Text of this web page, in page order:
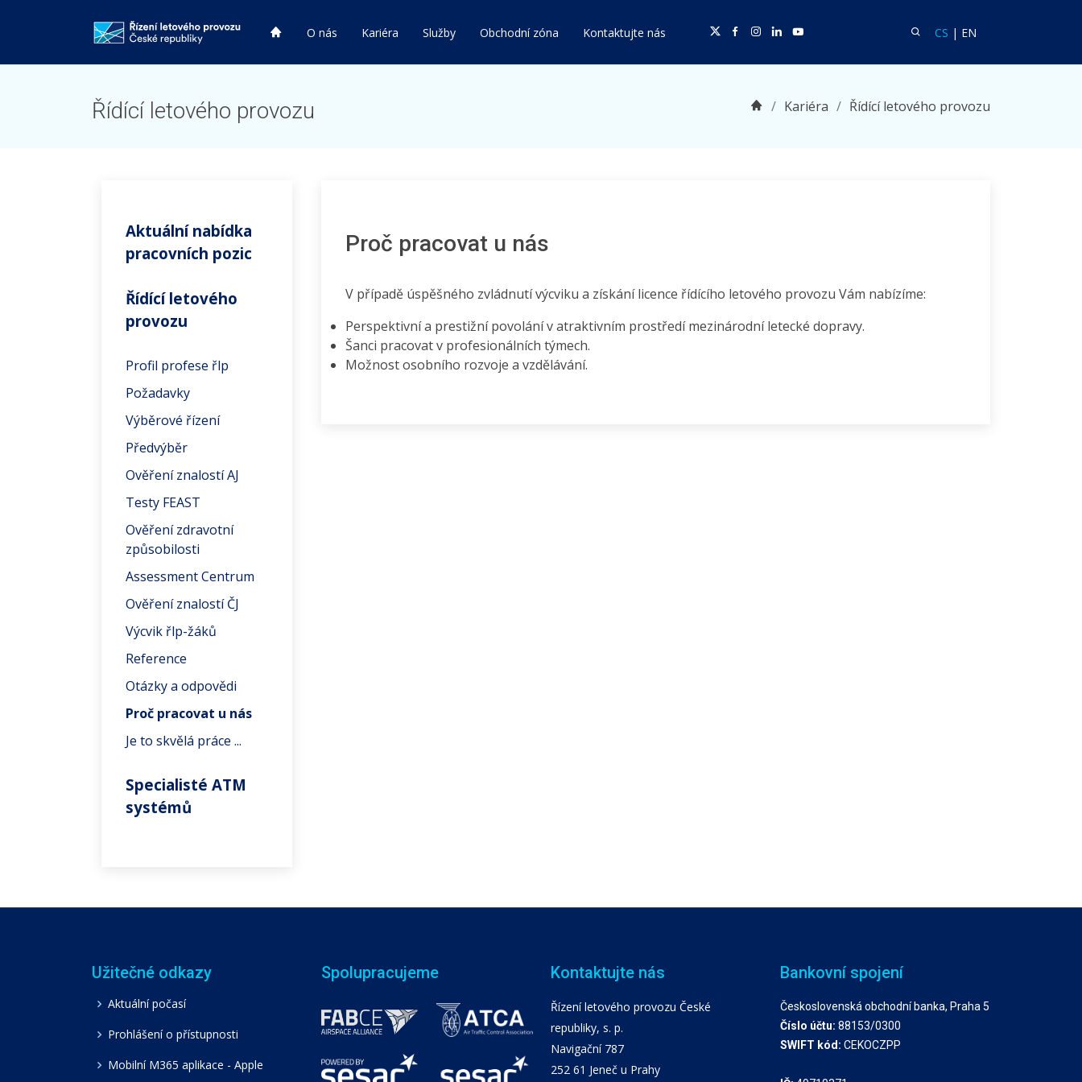
HP O nás Kariéra Služby Obchodní zóna Kontaktujte nás TwitterFacebook
Facebook
Linkedin Vyhledat
CS | Language CS
EN
Řídící letového provozu DomůKariéra Řídící letového provozu
Aktuální nabídka
pracovních pozic
Řídící letového
provozu
Profil profese řlp
Požadavky
Výběrové řízení
Předvýběr
Ověření znalostí AJ
Testy FEAST
Ověření zdravotní
způsobilosti
Assessment Centrum
Ověření znalostí ČJ
Výcvik řlp-žáků
Reference
Otázky a odpovědi
Proč pracovat u nás
Je to skvělá práce ...
Specialisté ATM
systémů
Proč pracovat u nás
V případě úspěšného zvládnutí výcviku a získání licence řídícího letového provozu Vám nabízíme:
Perspektivní a prestižní povolání v atraktivním prostředí mezinárodní letecké dopravy.
Šanci pracovat v profesionálních týmech.
Možnost osobního rozvoje a vzdělávání.
Užitečné odkazy
Aktuální počasí
Prohlášení o přístupnosti
Mobilní M365 aplikace - Apple
Spolupracujeme Kontaktujte nás
Řízení letového provozu České
republiky, s. p.
Navigační 787
252 61 Jeneč u Prahy
Bankovní spojení
Československá obchodní banka, Praha 5
Číslo účtu: 88153/0300
SWIFT kód: CEKOCZPP